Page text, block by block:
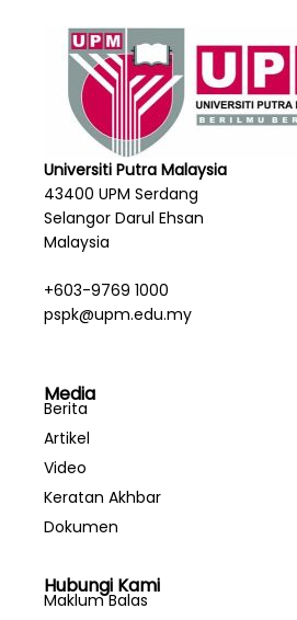
Universiti Putra Malaysia
43400 UPM Serdang
Selangor Darul Ehsan
Malaysia
+603-9769 1000
pspk@upm.edu.my
Media
Berita
Artikel
Video
Keratan Akhbar
Dokumen
Hubungi Kami
Maklum Balas